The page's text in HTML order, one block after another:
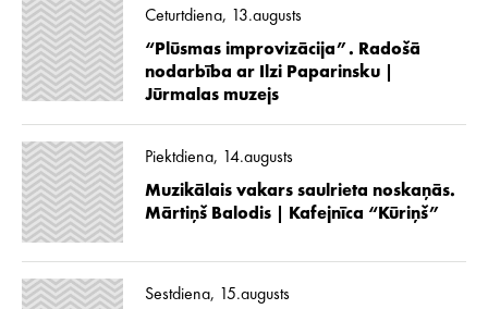
Ceturtdiena, 13.augusts
“Plūsmas improvizācija”. Radošā
nodarbība ar Ilzi Paparinsku |
Jūrmalas muzejs
Piektdiena, 14.augusts
Muzikālais vakars saulrieta noskaņās.
Mārtiņš Balodis | Kafejnīca “Kūriņš”
Sestdiena, 15.augusts